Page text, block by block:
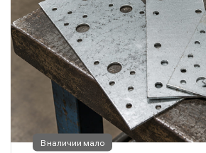
В наличии мало